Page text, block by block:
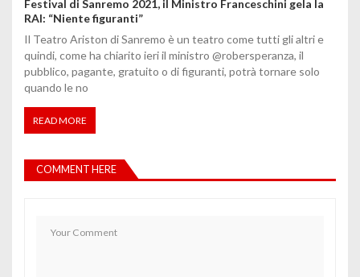
Festival di Sanremo 2021, il Ministro Franceschini gela la
RAI: “Niente figuranti”
Il Teatro Ariston di Sanremo è un teatro come tutti gli altri e
quindi, come ha chiarito ieri il ministro @robersperanza, il
pubblico, pagante, gratuito o di figuranti, potrà tornare solo
quando le no
READ MORE
COMMENT HERE